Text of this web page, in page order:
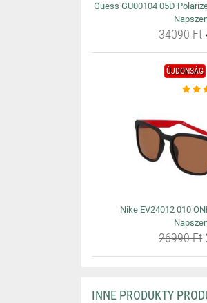
Guess GU00104 05D
34090 Ft
ÚJDONSÁG
Nike EV24012 010
26990 Ft
INNE PRODUKTY